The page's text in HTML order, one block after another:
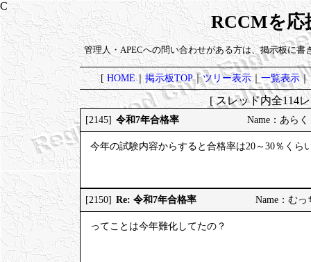
RCCMを応
管理人・APECへの問い合わせがある方は、掲示板に書
[HOME｜掲示板TOP｜ツリー表示｜一覧表示｜
[ スレッド内全114
[2145] 令和7年合格率 Name：あら
今年の試験内容からすると合格率は20～30％くら
[2150] Re: 令和7年合格率 Name：む
ってことは今年難化してたの？